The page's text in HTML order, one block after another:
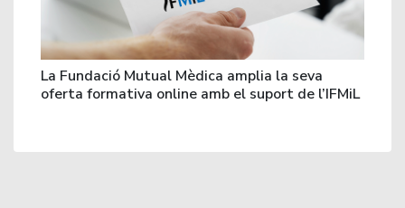
La Fundació Mutual Mèdica amplia la seva
oferta formativa online amb el suport de l’IFMiL